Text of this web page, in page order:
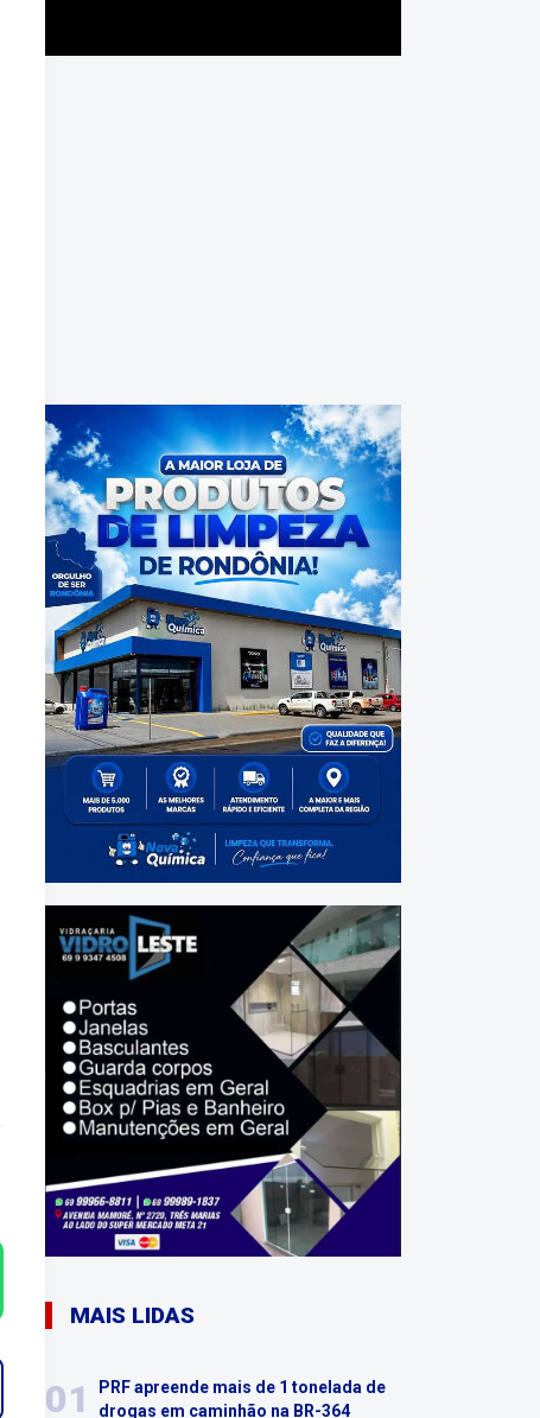
MAIS LIDAS
01
PRF apreende mais de 1 tonelada de
drogas em caminhão na BR-364